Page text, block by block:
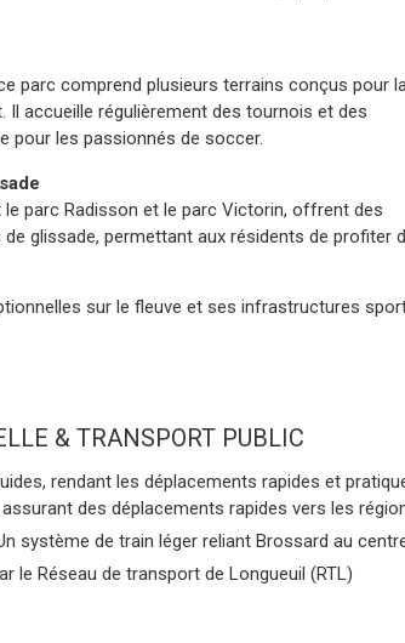
parc comprend plusieurs terrains conçus pour
accueille régulièrement des tournois et des
pour les passionnés de soccer.
parc Radisson et le parc Victorin, offrent des
glissade, permettant aux résidents de profiter
sur le fleuve et ses infrastructures
TRANSPORT PUBLIC
rendant les déplacements rapides et
des déplacements rapides vers les
système de train léger reliant Brossard au
le Réseau de transport de Longueuil (RTL)